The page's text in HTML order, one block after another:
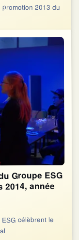
2013 du
Groupe ESG
année
célèbrent le